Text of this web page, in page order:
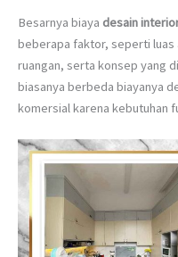
Besarnya biaya desain
beberapa faktor, seperti luas
ruangan, serta konsep yang
biasanya berbeda biayanya
komersial karena kebutuhan